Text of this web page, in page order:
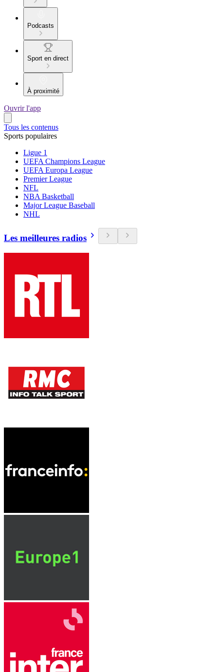
Podcasts
Sport en direct
À proximité
Ouvrir l'app
Tous les contenus
Sports populaires
Ligue 1
UEFA Champions League
UEFA Europa League
Premier League
NFL
NBA Basketball
Major League Baseball
NHL
Les meilleures radios